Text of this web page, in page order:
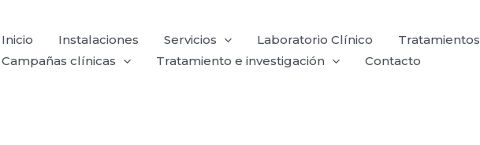
Inicio Instalaciones Servicios Laboratorio Clínico Tratamientos
Campañas clínicas
Tratamiento e investigación Contacto